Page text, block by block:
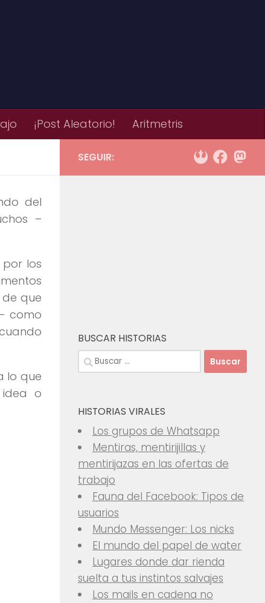
¡Post Aleatorio! Aritmetris
del
–
los
que
como
lo que
o
SEGUIR:
BUSCAR HISTORIAS
Buscar:
HISTORIAS VIRALES
Los grupos de Whatsapp
Mentiras, mentirijillas y
mentirijazas en las ofertas de
trabajo
Fauna del Facebook: Tipos de
usuarios
Mundo Messenger: Los nicks
El mundo del papel de water
Lugares donde dar rienda
suelta a tus instintos salvajes
Los mails en cadena no